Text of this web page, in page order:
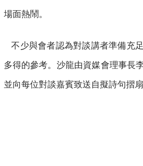
場面熱鬧。
不少與會者認為對談講者準備充
多得的參考。沙龍由資媒會理事長
並向每位對談嘉賓致送自擬詩句摺扇